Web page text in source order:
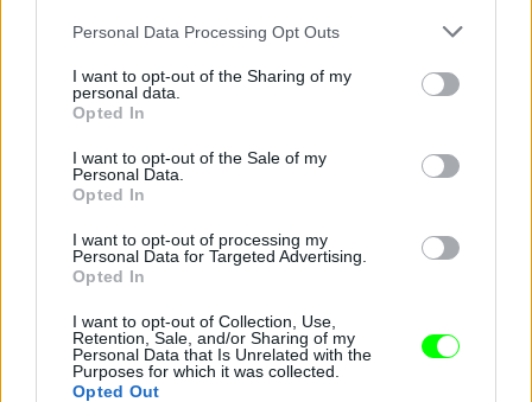
Please note that this website/app uses one or more Google
not limited to your visit or usage behaviour. You may click to
grant or deny consent to Google and its third-party tags to
use your data for below specified purposes in below Google
consent section.
Personal Data Processing Opt Outs
I want to opt-out of the Sharing of my
personal data.
Opted In
I want to opt-out of the Sale of my
Personal Data.
Opted In
I want to opt-out of processing my
Personal Data for Targeted Advertising.
Opted In
I want to opt-out of Collection, Use,
Retention, Sale, and/or Sharing of my
Personal Data that Is Unrelated with the
Purposes for which it was collected.
Opted Out
Fotó: Elsa / Europress / Getty